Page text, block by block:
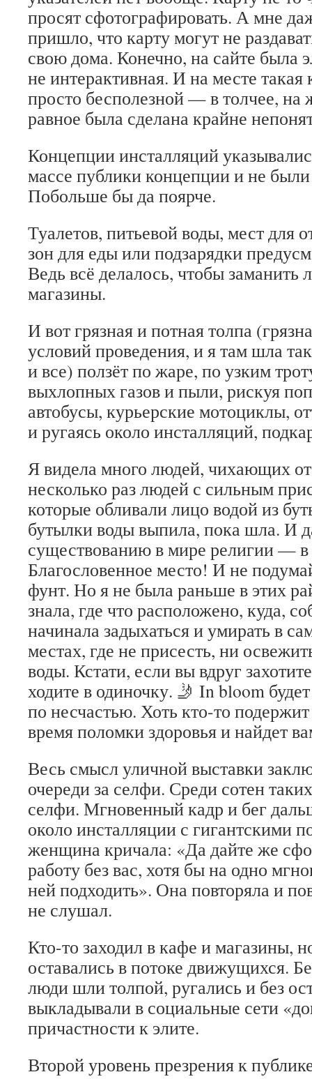
просят сфотографировать. А мне
пришло, что карту могут не
свою дома. Конечно, на сайте была
не интерактивная. И на месте такая
просто бесполезной — в толчее, на
равное была сделана крайне
Концепции инсталляций
массе публики концепции и не
Побольше бы да поярче.
Туалетов, питьевой воды, мест для
зон для еды или подзарядки
Ведь всё делалось, чтобы заманить
магазины.
И вот грязная и потная толпа
условий проведения, и я там шла
и все) ползёт по жаре, по узким
выхлопных газов и пыли, рискуя
автобусы, курьерские мотоциклы,
и ругаясь около инсталляций,
Я видела много людей, чихающих
несколько раз людей с сильным
которые обливали лицо водой из
бутылки воды выпила, пока шла. И
существованию в мире религии — в
Благословенное место! И не
фунт. Но я не была раньше в этих
знала, где что расположено, куда,
начинала задыхаться и умирать в
местах, где не присесть, ни
воды. Кстати, если вы вдруг
ходите в одиночку. 🤳 In bloom
по несчастью. Хоть кто-то
время поломки здоровья и найдет
Весь смысл уличной выставки
очереди за селфи. Среди сотен
селфи. Мгновенный кадр и бег
около инсталляции с гигантскими
женщина кричала: «Да дайте же
работу без вас, хотя бы на одно
ней подходить». Она повторяла и
не слушал.
Кто-то заходил в кафе и магазины,
оставались в потоке движущихся.
люди шли толпой, ругались и без
выкладывали в социальные сети
причастности к элите.
Второй уровень презрения к